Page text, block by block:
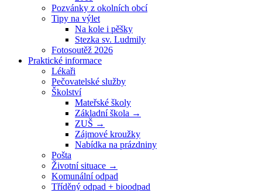
Pozvánky z okolních obcí
Tipy na výlet
Na kole i pěšky
Stezka sv. Ludmily
Fotosoutěž 2026
Praktické informace
Lékaři
Pečovatelské služby
Školství
Mateřské školy
Základní škola →
ZUŠ →
Zájmové kroužky
Nabídka na prázdniny
Pošta
Životní situace →
Komunální odpad
Tříděný odpad + bioodpad